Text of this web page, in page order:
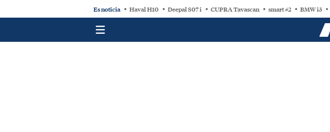
Es noticia Haval H10 Deepal S07 i CUPRA Tavascan smart #2 BMW i3